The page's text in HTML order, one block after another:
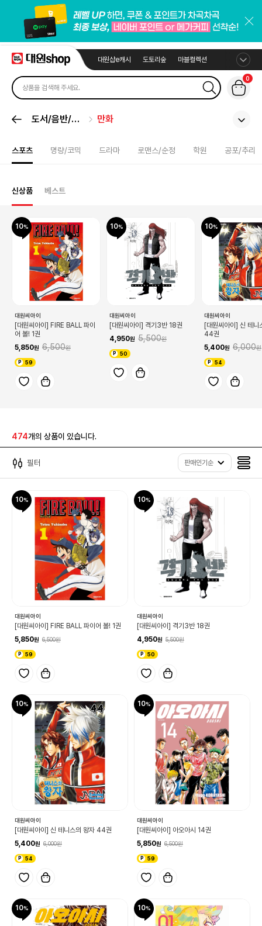
대원샵e캐시 도토리숲 마블컬렉션
0
도서/음반/취
만화
스포츠 명량/코믹 드라마 로맨스/순정 학원 공포/추리
신상품 베스트
10
대원씨아이
[대원씨아이] FIRE BALL 파이
어 볼! 1권
5,850
6,500
59
10
대원씨아이
[대원씨아이] 격기3반 18권
4,950
5,500
50
10
대원씨아이
[대원씨아이] 신 테니
44권
5,400
6,000
54
474개의 상품이 있습니다.
필터 판매인기순
10
대원씨아이
[대원씨아이] FIRE BALL 파이어 볼! 1권
5,850
6,500
59
10
대원씨아이
[대원씨아이] 격기3반 18권
4,950
5,500
50
10
대원씨아이
[대원씨아이] 신 테니스의 왕자 44권
5,400
6,000
54
10
대원씨아이
[대원씨아이] 아오아시 14권
5,850
6,500
59
10 10